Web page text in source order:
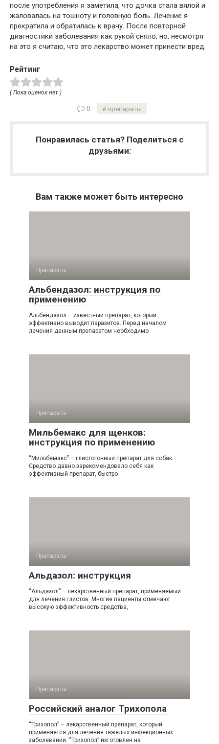
после употребления я заметила, что дочка стала вялой и
жаловалась на тошноту и головную боль. Лечение я
прекратила и обратилась к врачу. После повторной
диагностики заболевания как рукой сняло, но, несмотря
на это я считаю, что это лекарство может принести вред.
Рейтинг
( Пока оценок нет )
0 препараты
Понравилась статья? Поделиться с
друзьями:
Вам также может быть интересно
Препараты
Альбендазол: инструкция по
применению
Альбендазол – известный препарат, который
эффективно выводит паразитов. Перед началом
лечения данным препаратом необходимо
Препараты
Мильбемакс для щенков:
инструкция по применению
“Мильбемакс” – глистогонный препарат для собак.
Средство давно зарекомендовало себя как
эффективный препарат, быстро
Препараты
Альдазол: инструкция
“Альдазол” – лекарственный препарат, применяемый
для лечения глистов. Многие пациенты отмечают
высокую эффективность средства,
Препараты
Российский аналог Трихопола
“Трихопол” – лекарственный препарат, который
применяется для лечения тяжелых инфекционных
заболеваний. “Трихопол” изготовлен на